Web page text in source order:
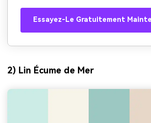
Essayez-Le Gratuitement
2) Lin Écume de Mer